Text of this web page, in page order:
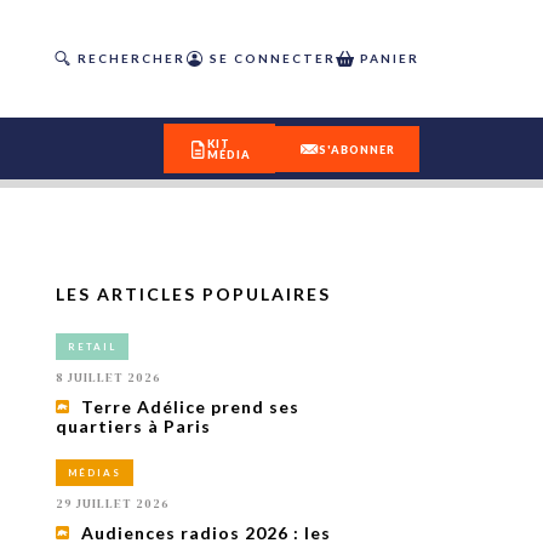
RECHERCHER SE CONNECTER PANIER
KIT
MÉDIA
S'ABONNER
LES ARTICLES POPULAIRES
RETAIL
8 JUILLET 2026
Terre Adélice prend ses
quartiers à Paris
MÉDIAS
29 JUILLET 2026
Audiences radios 2026 : les